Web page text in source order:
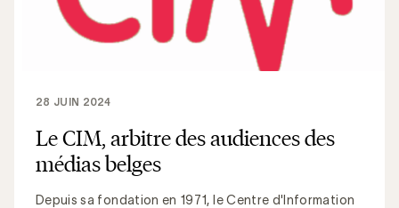
Le CIM, arbitre des audiences des
médias belges
Depuis sa fondation en 1971, le Centre d'Information
28 JUIN 2024